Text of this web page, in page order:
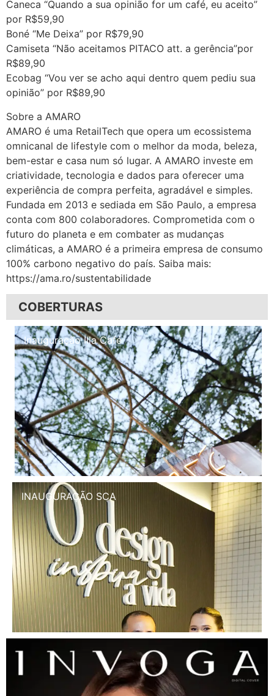
Caneca “Quando a sua opinião for um café, eu aceito”
por R$59,90
Boné “Me Deixa” por R$79,90
Camiseta “Não aceitamos PITACO att. a gerência”por
R$89,90
Ecobag “Vou ver se acho aqui dentro quem pediu sua
opinião” por R$89,90
Sobre a AMARO
AMARO é uma RetailTech que opera um ecossistema
omnicanal de lifestyle com o melhor da moda, beleza,
bem-estar e casa num só lugar. A AMARO investe em
criatividade, tecnologia e dados para oferecer uma
experiência de compra perfeita, agradável e simples.
Fundada em 2013 e sediada em São Paulo, a empresa
conta com 800 colaboradores. Comprometida com o
futuro do planeta e em combater as mudanças
climáticas, a AMARO é a primeira empresa de consumo
100% carbono negativo do país. Saiba mais:
https://ama.ro/sustentabilidade
COBERTURAS
Inauguração Illa Café
INAUGURAÇÃO SCA